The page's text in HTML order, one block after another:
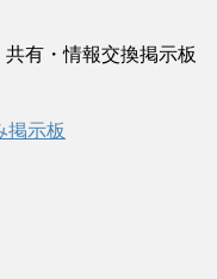
有・情報交換掲示板
示板